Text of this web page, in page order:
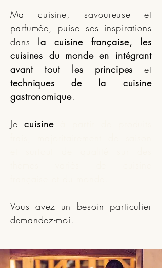
Ma cuisine, savoureuse et
parfumée, puise ses inspirations
dans la cuisine française, les
cuisines du mondeen intégrant
avant tout les principeset
techniques de la cuisine
gastronomique.
Jecuisineà partir de produits
Vous avez un besoin particulier
demandez-moi.